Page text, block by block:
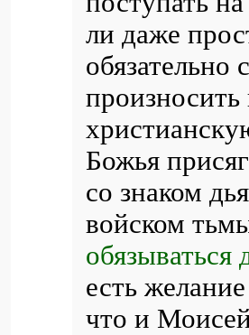
ли даже
обязательно
Божья
со знаком
войском
есть
что и